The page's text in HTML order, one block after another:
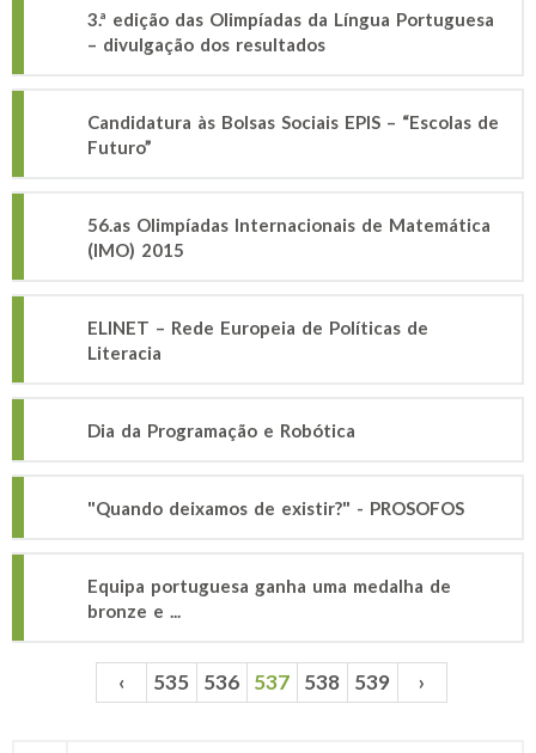
3.ª edição das Olimpíadas da Língua Portuguesa
– divulgação dos resultados
Candidatura às Bolsas Sociais EPIS – “Escolas de
Futuro”
56.as Olimpíadas Internacionais de Matemática
(IMO) 2015
ELINET – Rede Europeia de Políticas de
Literacia
Dia da Programação e Robótica
"Quando deixamos de existir?" - PROSOFOS
Equipa portuguesa ganha uma medalha de
bronze e ...
Páginas ‹ 535 536 537 538 539 ›